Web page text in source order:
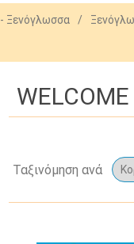
- Ξενόγλωσσα /
WELCOME
Ταξινόμηση ανά